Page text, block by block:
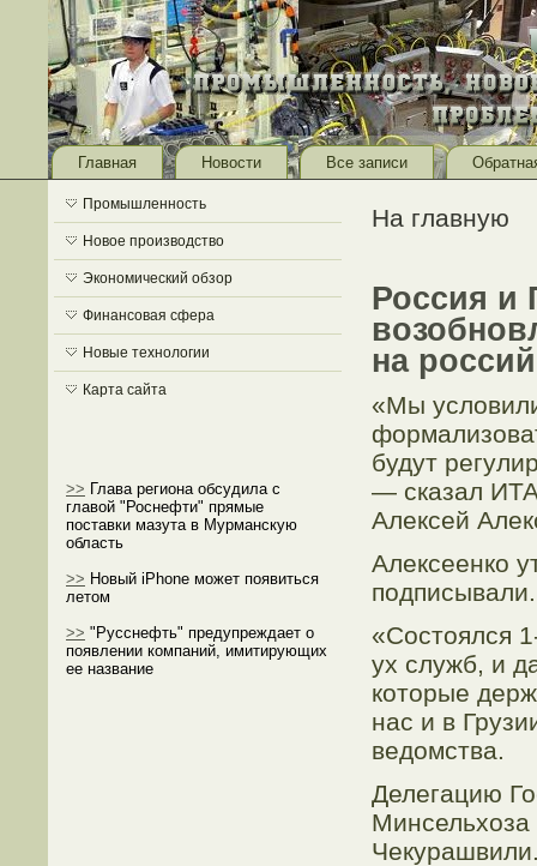
Главная Новости Все записи
Промышленность
Новое производство
Экономический обзор
Финансовая сфера
Новые технологии
Карта сайта
>> Глава региона обсудила с
главой "Роснефти" прямые
поставки мазута в Мурманскую
область
>> Новый iPhone может появиться
летом
>> "Русснефть" предупреждает о
появлении компаний, имитирующих
ее название
На главную
Россия и
на
«Мы
будут
— сказал
Алексей
Алексеенко
подписывали.
«Состоялся
ух служб, и
которые
нас и в
ведомства.
Делегацию
Минсельхоза